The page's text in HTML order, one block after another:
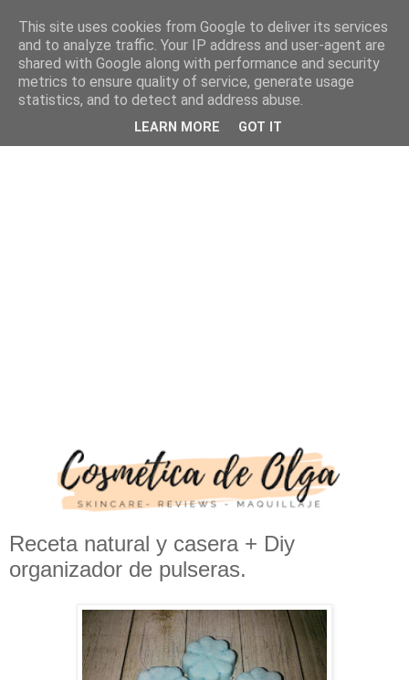
Receta natural y casera + Diy
organizador de pulseras.
This site uses cookies from Google to deliver its services
and to analyze traffic. Your IP address and user-agent are
shared with Google along with performance and security
metrics to ensure quality of service, generate usage
statistics, and to detect and address abuse.
LEARN MORE GOT IT